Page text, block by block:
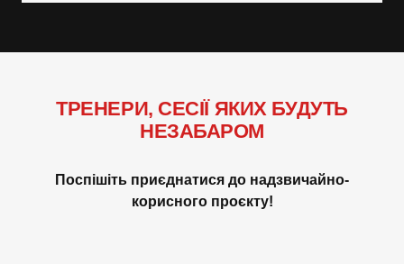
ТРЕНЕРИ, СЕСІЇ ЯКИХ БУДУТЬ
НЕЗАБАРОМ
Поспішіть приєднатися до надзвичайно-
корисного проєкту!